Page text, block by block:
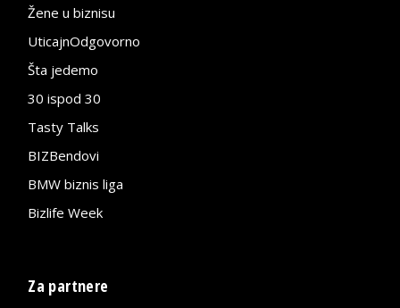
Žene u biznisu
UticajnOdgovorno
Šta jedemo
30 ispod 30
Tasty Talks
BIZBendovi
BMW biznis liga
Bizlife Week
Za partnere